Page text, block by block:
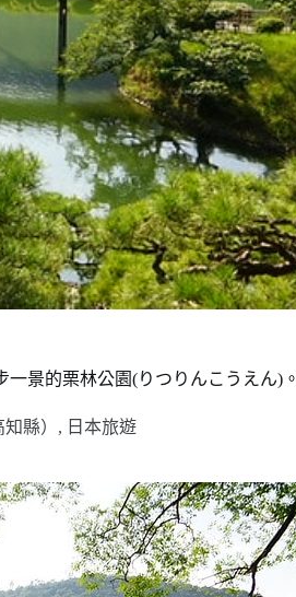
一景的栗林公園(りつりんこうえん)。
縣） , 日本旅遊